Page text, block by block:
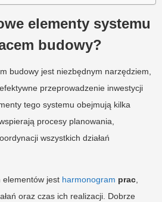
elementy systemu
budowy?
budowy jest niezbędnym narzędziem,
przeprowadzenie inwestycji
tego systemu obejmują kilka
procesy planowania,
wszystkich działań
elementów jest harmonogram prac,
oraz czas ich realizacji. Dobrze